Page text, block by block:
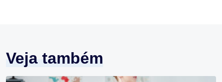
Veja também